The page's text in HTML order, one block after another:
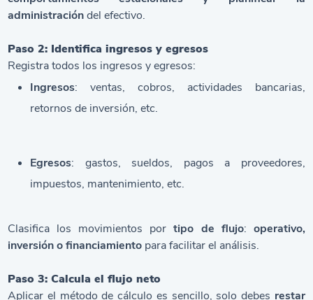
administracióndel efectivo.
Paso 2: Identifica ingresos y egresos
Registra todos los ingresos y egresos:
Ingresos: ventas, cobros, actividades bancarias,
retornos de inversión, etc.
Egresos: gastos, sueldos, pagos a proveedores,
impuestos, mantenimiento, etc.
Clasifica los movimientos portipo de flujo: operativo,
inversión o financiamiento para facilitar el análisis.
Paso 3: Calcula el flujo neto
Aplicar el método de cálculo es sencillo, solo debes restar